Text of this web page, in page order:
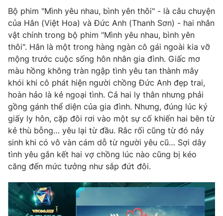
Bộ phim "Mình yêu nhau, bình yên thôi" - là câu chuyện
của Hân (Việt Hoa) và Đức Anh (Thanh Sơn) - hai nhân
vật chính trong bộ phim "Mình yêu nhau, bình yên
thôi". Hân là một trong hàng ngàn cô gái ngoài kia vỡ
mộng trước cuộc sống hôn nhân gia đình. Giấc mơ
màu hồng không tràn ngập tình yêu tan thành mây
khói khi cô phát hiện người chồng Đức Anh đẹp trai,
hoàn hảo là kẻ ngoại tình. Cả hai ly thân nhưng phải
gồng gánh thể diện của gia đình. Nhưng, đúng lúc ký
giấy ly hôn, cặp đôi rơi vào một sự cố khiến hai bên từ
kẻ thù bỗng… yêu lại từ đầu. Rắc rối cũng từ đó nảy
sinh khi có vô vàn cám dỗ từ người yêu cũ… Sợi dây
tình yêu gắn kết hai vợ chồng lúc nào cũng bị kéo
căng đến mức tưởng như sắp đứt đôi.